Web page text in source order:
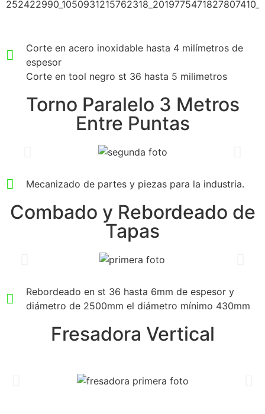
Corte en acero inoxidable hasta 4 milímetros de
espesor
Corte en tool negro st 36 hasta 5 milimetros
Torno Paralelo 3 Metros
Entre Puntas
Mecanizado de partes y piezas para la industria.
Combado y Rebordeado de
Tapas
Rebordeado en st 36 hasta 6mm de espesor y
diámetro de 2500mm el diámetro mínimo 430mm
Fresadora Vertical